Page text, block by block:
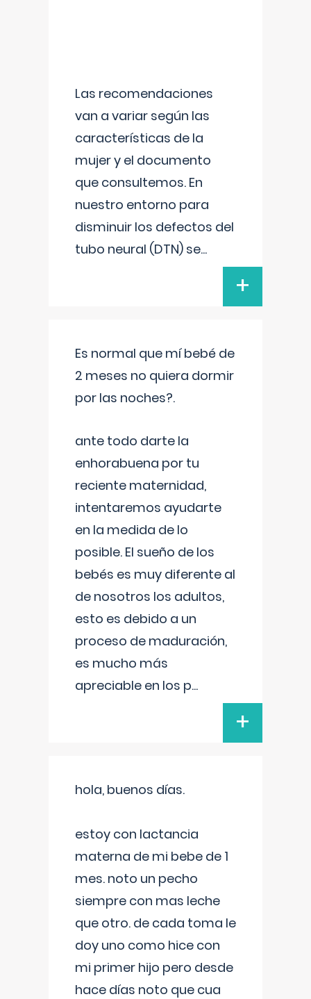
Las recomendaciones
van a variar según las
características de la
mujer y el documento
que consultemos. En
nuestro entorno para
disminuir los defectos del
tubo neural (DTN) se...
+
Es normal que mí bebé de
2 meses no quiera dormir
por las noches?.
ante todo darte la
enhorabuena por tu
reciente maternidad,
intentaremos ayudarte
en la medida de lo
posible. El sueño de los
bebés es muy diferente al
de nosotros los adultos,
esto es debido a un
proceso de maduración,
es mucho más
apreciable en los p...
+
hola, buenos días.
estoy con lactancia
materna de mi bebe de 1
mes. noto un pecho
siempre con mas leche
que otro. de cada toma le
doy uno como hice con
mi primer hijo pero desde
hace días noto que cua